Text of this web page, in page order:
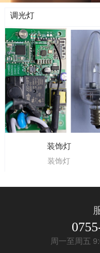
调光灯
装饰灯
装饰灯
周一至周五